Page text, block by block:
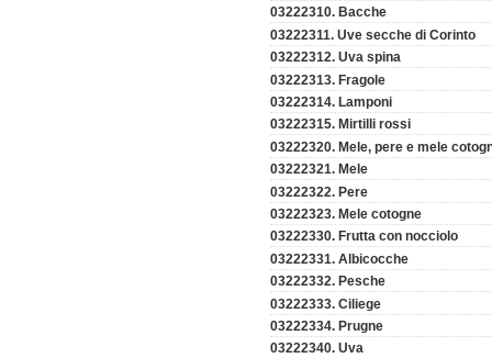
03222310. Bacche
03222311. Uve secche di Corinto
03222312. Uva spina
03222313. Fragole
03222314. Lamponi
03222315. Mirtilli rossi
03222320. Mele, pere e mele
03222321. Mele
03222322. Pere
03222323. Mele cotogne
03222330. Frutta con nocciolo
03222331. Albicocche
03222332. Pesche
03222333. Ciliege
03222334. Prugne
03222340. Uva